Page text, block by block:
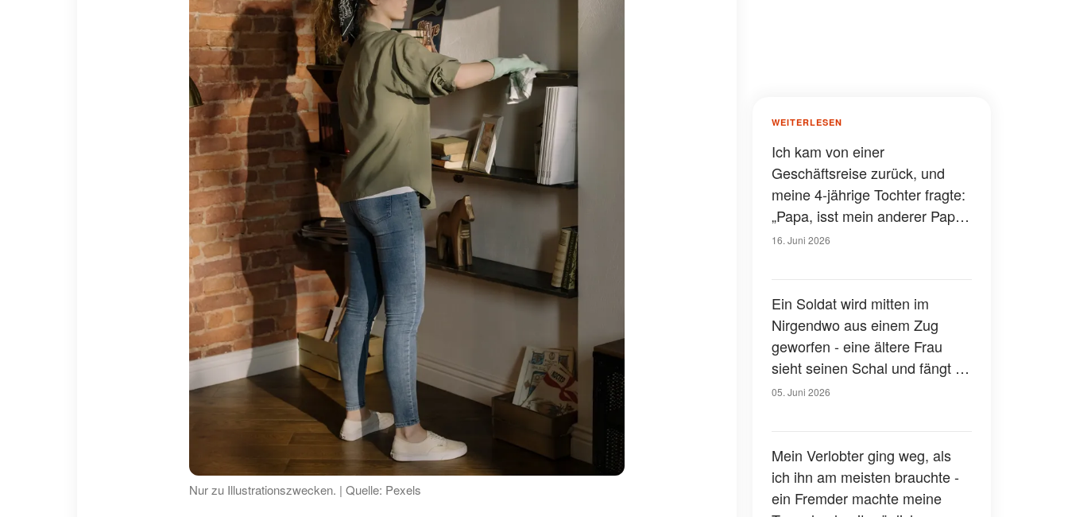
Nur zu Illustrationszwecken. | Quelle: Pexels
WEITERLESEN
Ich kam von einer
Geschäftsreise zurück, und
meine 4-jährige Tochter fragte:
„Papa, isst mein anderer Papa
mit uns zu Mittag? Er sitzt im
Blut in den Adern gefrieren
16. Juni 2026
Ein Soldat wird mitten im
Nirgendwo aus einem Zug
geworfen - eine ältere Frau
sieht seinen Schal und fängt an
zu weinen
05. Juni 2026
Mein Verlobter ging weg, als
ich ihn am meisten brauchte -
ein Fremder machte meine